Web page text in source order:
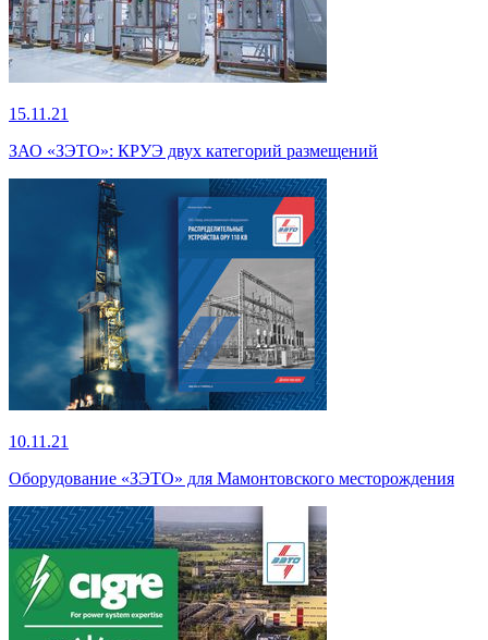
15.11.21
ЗАО «ЗЭТО»: КРУЭ двух категорий размещений
10.11.21
Оборудование «ЗЭТО» для Мамонтовского месторождения